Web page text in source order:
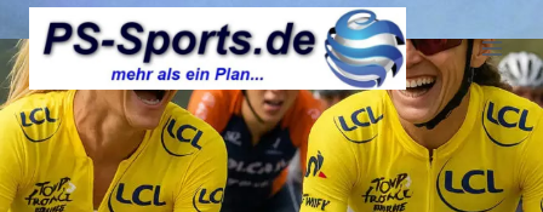
Zum
Inhalt
springen